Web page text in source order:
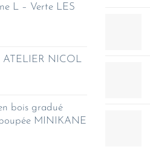
L – Verte LES
NICOL
bois gradué
MINIKANE